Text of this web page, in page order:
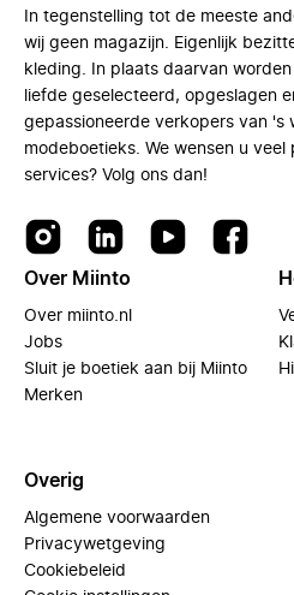
In tegenstelling tot de meeste
wij geen magazijn. Eigenlijk
kleding. In plaats daarvan
liefde geselecteerd, opgeslagen
gepassioneerde verkopers van 's
modeboetieks. We wensen u
services? Volg ons dan!
Over Miinto
Over miinto.nl
Jobs
Sluit je boetiek aan bij Miinto
Merken
Overig
Algemene voorwaarden
Privacywetgeving
Cookiebeleid